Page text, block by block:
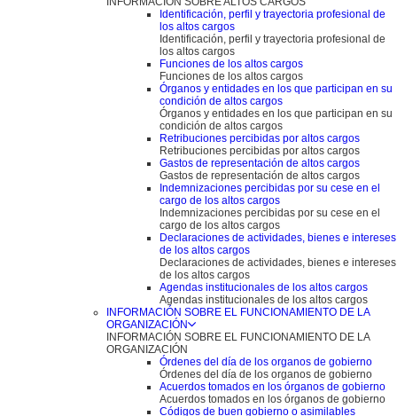
Identificación, perfil y trayectoria profesional de
los altos cargos
Identificación, perfil y trayectoria profesional de
los altos cargos
Funciones de los altos cargos
Funciones de los altos cargos
Órganos y entidades en los que participan en su
condición de altos cargos
Órganos y entidades en los que participan en su
condición de altos cargos
Retribuciones percibidas por altos cargos
Retribuciones percibidas por altos cargos
Gastos de representación de altos cargos
Gastos de representación de altos cargos
Indemnizaciones percibidas por su cese en el
cargo de los altos cargos
Indemnizaciones percibidas por su cese en el
cargo de los altos cargos
Declaraciones de actividades, bienes e intereses
de los altos cargos
Declaraciones de actividades, bienes e intereses
de los altos cargos
Agendas institucionales de los altos cargos
Agendas institucionales de los altos cargos
INFORMACIÓN SOBRE EL FUNCIONAMIENTO DE LA
ORGANIZACIÓN
INFORMACIÓN SOBRE EL FUNCIONAMIENTO DE LA
ORGANIZACIÓN
Órdenes del día de los organos de gobierno
Órdenes del día de los organos de gobierno
Acuerdos tomados en los órganos de gobierno
Acuerdos tomados en los órganos de gobierno
Códigos de buen gobierno o asimilables